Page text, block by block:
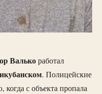
Валькоработал
. Полицейские
когда с объекта пропала